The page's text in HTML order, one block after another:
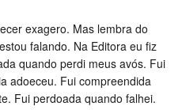
exagero. Mas lembra do
falando. Na Editora eu fiz
quando perdi meus avós. Fui
adoeceu. Fui compreendida
Fui perdoada quando falhei.